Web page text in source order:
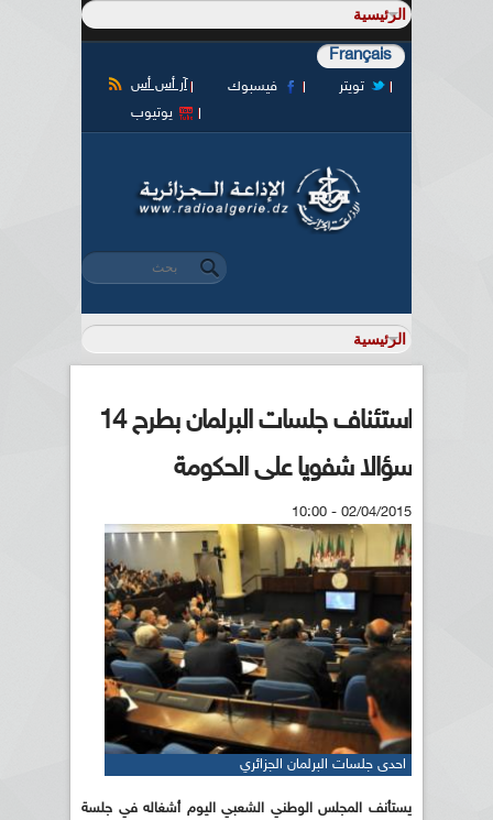
Français
آر أس أس فيسبوك
تويتر
يوتيوب
استمارة البحث
‏بحث ‏
استئناف جلسات البرلمان بطرح 14
سؤالا شفويا على الحكومة
02/04/2015 - 10:00
احدى جلسات البرلمان الجزائري
يستأنف المجلس الوطني الشعبي اليوم أشغاله في جلسة